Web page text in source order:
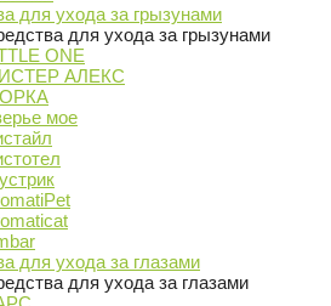
для ухода за грызунами
для ухода за грызунами
ONE
АЛЕКС
мое
для ухода за глазами
для ухода за глазами